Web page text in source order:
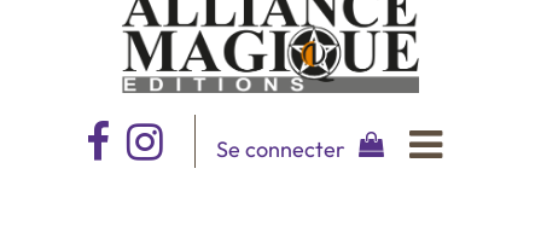
site
Se connecter